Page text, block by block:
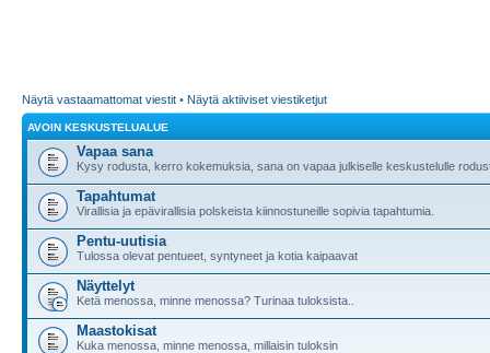
Näytä vastaamattomat viestit • Näytä aktiiviset viestiketjut
AVOIN KESKUSTELUALUE
Vapaa sana
Kysy rodusta, kerro kokemuksia, sana on vapaa julkiselle keskustelulle
Tapahtumat
Virallisia ja epävirallisia polskeista kiinnostuneille sopivia tapahtumia.
Pentu-uutisia
Tulossa olevat pentueet, syntyneet ja kotia kaipaavat
Näyttelyt
Ketä menossa, minne menossa? Turinaa tuloksista..
Maastokisat
Kuka menossa, minne menossa, millaisin tuloksin